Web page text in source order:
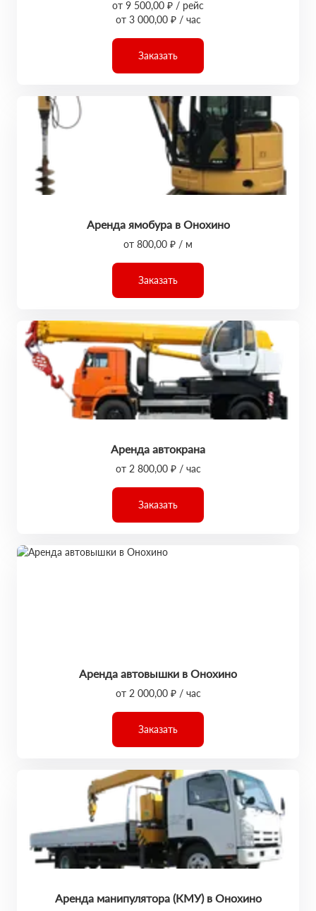
от 9 500,00 ₽ / рейс
от 3 000,00 ₽ / час
Заказать
Аренда ямобура в Онохино
от 800,00 ₽ / м
Заказать
Аренда автокрана
от 2 800,00 ₽ / час
Заказать
Аренда автовышки в Онохино
от 2 000,00 ₽ / час
Заказать
Аренда манипулятора (КМУ) в Онохино